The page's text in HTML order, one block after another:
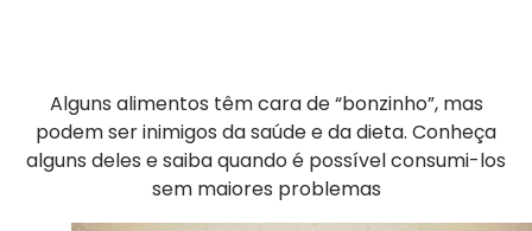
Alguns alimentos têm cara de “bonzinho”, mas
podem ser inimigos da saúde e da dieta. Conheça
alguns deles e saiba quando é possível consumi-los
sem maiores problemas